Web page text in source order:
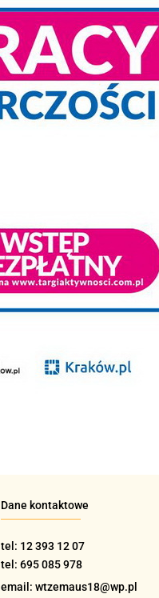
Dane kontaktowe
tel: 12 393 12 07
tel: 695 085 978
email: wtzemaus18@wp.pl